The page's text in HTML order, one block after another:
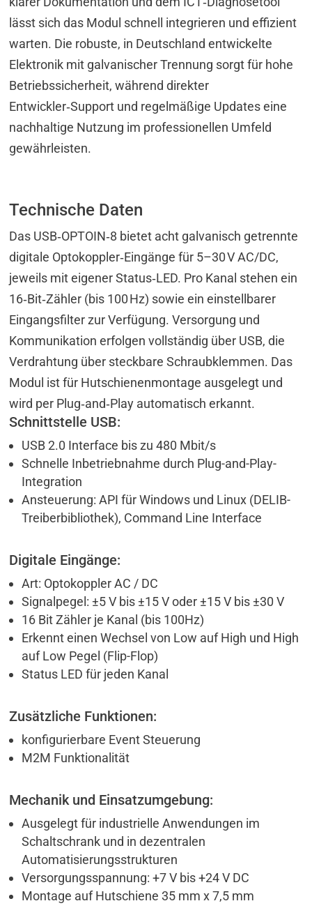
lässt sich das Modul schnell integrieren und effizient
warten. Die robuste, in Deutschland entwickelte
Elektronik mit galvanischer Trennung sorgt für hohe
Betriebssicherheit, während direkter
Entwickler‑Support und regelmäßige Updates eine
nachhaltige Nutzung im professionellen Umfeld
gewährleisten.
Technische Daten
Das USB‑OPTOIN‑8 bietet acht galvanisch getrennte
digitale Optokoppler‑Eingänge für 5–30 V AC/DC,
jeweils mit eigener Status‑LED. Pro Kanal stehen ein
16‑Bit‑Zähler (bis 100 Hz) sowie ein einstellbarer
Eingangsfilter zur Verfügung. Versorgung und
Kommunikation erfolgen vollständig über USB, die
Verdrahtung über steckbare Schraubklemmen. Das
Modul ist für Hutschienenmontage ausgelegt und
wird per Plug‑and‑Play automatisch erkannt.
Schnittstelle USB:
USB 2.0 Interface bis zu 480 Mbit/s
Schnelle Inbetriebnahme durch Plug-and-Play-
Integration
Ansteuerung: API für Windows und Linux (DELIB-
Treiberbibliothek), Command Line Interface
Digitale Eingänge:
Art: Optokoppler AC / DC
Signalpegel: ±5 V bis ±15 V oder ±15 V bis ±30 V
16 Bit Zähler je Kanal (bis 100Hz)
Erkennt einen Wechsel von Low auf High und High
auf Low Pegel (Flip-Flop)
Status LED für jeden Kanal
Zusätzliche Funktionen:
konfigurierbare Event Steuerung
M2M Funktionalität
Mechanik und Einsatzumgebung:
Ausgelegt für industrielle Anwendungen im
Schaltschrank und in dezentralen
Automatisierungsstrukturen
Versorgungsspannung: +7 V bis +24 V DC
Montage auf Hutschiene 35 mm x 7,5 mm